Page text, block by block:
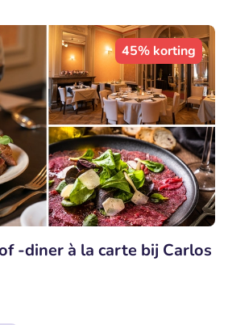
45% korting
-diner à la carte bij Carlos